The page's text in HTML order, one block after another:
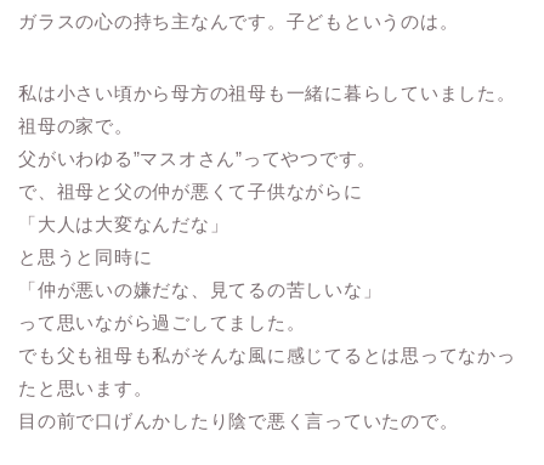
ガラスの心の持ち主なんです。子どもというのは。
私は小さい頃から母方の祖母も一緒に暮らしていました。
祖母の家で。
父がいわゆる”マスオさん”ってやつです。
で、祖母と父の仲が悪くて子供ながらに
「大人は大変なんだな」
と思うと同時に
「仲が悪いの嫌だな、見てるの苦しいな」
って思いながら過ごしてました。
でも父も祖母も私がそんな風に感じてるとは思ってなかっ
たと思います。
目の前で口げんかしたり陰で悪く言っていたので。